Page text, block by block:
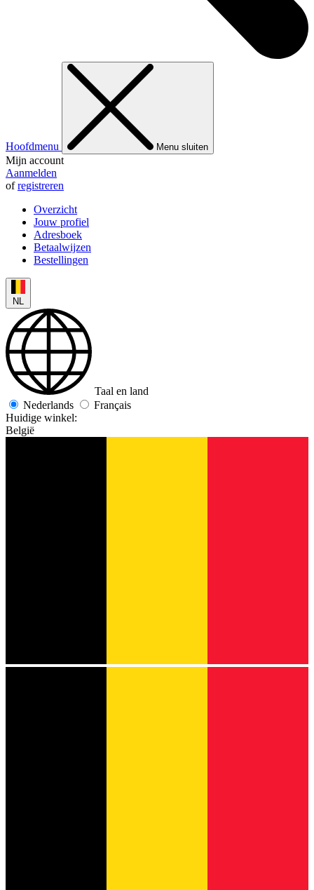
Hoofdmenu Menu sluiten
Mijn account
Aanmelden
ofregistreren
Overzicht
Jouw profiel
Adresboek
Betaalwijzen
Bestellingen
NL
Taal en land
Nederlands
Français
Huidige winkel:
België